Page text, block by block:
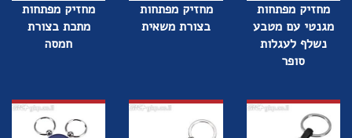
מחזיק מפתחות
מגנטי עם מטבע
נשלף לעגלות
סופר
מחזיק מפתחות
בצורת משאית
מחזיק מפתחות
מתכת בצורת
חמסה